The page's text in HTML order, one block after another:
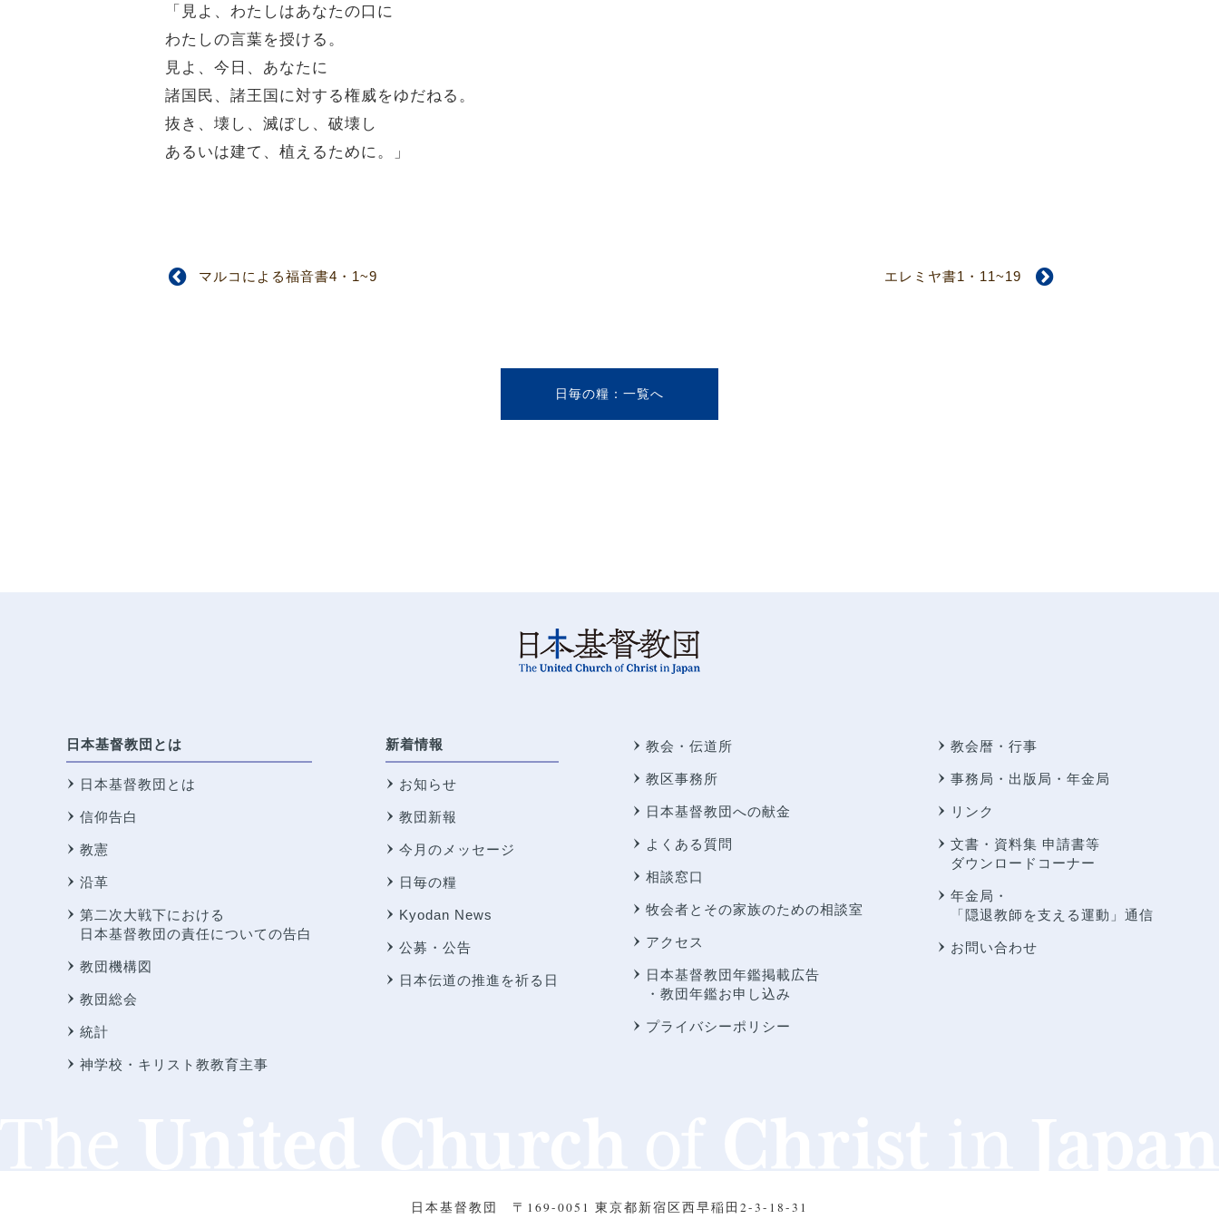
「見よ、わたしはあなたの口に
わたしの言葉を授ける。
見よ、今日、あなたに
諸国民、諸王国に対する権威をゆだねる。
抜き、壊し、滅ぼし、破壊し
あるいは建て、植えるために。」
マルコによる福音書4・1~9 エレミヤ書1・11~19
日毎の糧
日本基督教団とは
日本基督教団とは
信仰告白
教憲
沿革
第二次大戦下における
日本基督教団の責任についての告白
教団機構図
教団総会
統計
神学校・キリスト教教育主事
新着情報
お知らせ
教団新報
今月のメッセージ
日毎の糧
Kyodan News
公募・公告
日本伝道の推進を祈る日
教会・伝道所
教区事務所
日本基督教団への献金
よくある質問
相談窓口
牧会者とその家族のための相談室
アクセス
日本基督教団年鑑掲載広告
・教団年鑑お申し込み
プライバシーポリシー
教会暦・行事
事務局・出版局・年金局
リンク
文書・資料集 申請書等
ダウンロードコーナー
年金局・
「隠退教師を支える運動」通信
お問い合わせ
日本基督教団 〒169-0051 東京都新宿区西早稲田2-3-18-31